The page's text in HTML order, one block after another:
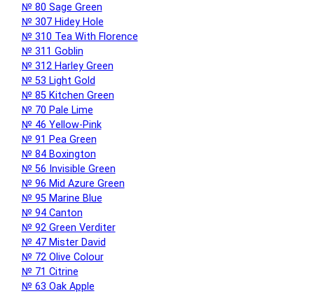
№ 80 Sage Green
№ 307 Hidey Hole
№ 310 Tea With Florence
№ 311 Goblin
№ 312 Harley Green
№ 53 Light Gold
№ 85 Kitchen Green
№ 70 Pale Lime
№ 46 Yellow-Pink
№ 91 Pea Green
№ 84 Boxington
№ 56 Invisible Green
№ 96 Mid Azure Green
№ 95 Marine Blue
№ 94 Canton
№ 92 Green Verditer
№ 47 Mister David
№ 72 Olive Colour
№ 71 Citrine
№ 63 Oak Apple